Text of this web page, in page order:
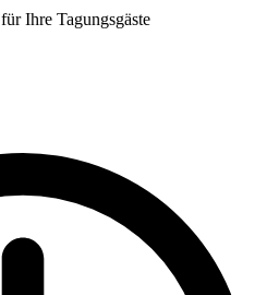
Ihre Tagungsgäste